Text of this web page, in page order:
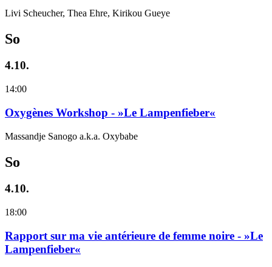
Livi Scheucher, Thea Ehre, Kirikou Gueye
So
4.10.
14:00
Oxygènes Workshop - »Le Lampenfieber«
Massandje Sanogo a.k.a. Oxybabe
So
4.10.
18:00
Rapport sur ma vie antérieure de femme noire - »Le
Lampenfieber«